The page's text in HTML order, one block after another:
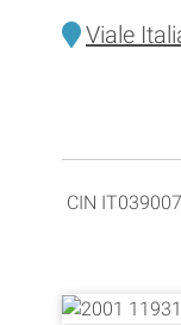
Viale
CIN